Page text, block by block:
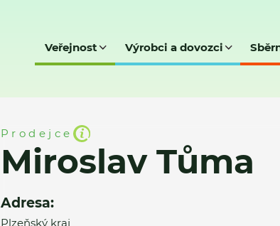
Veřejnost Výrobci a dovozci
Prodejce
Miroslav Tůma
Adresa:
Plzeňský kraj